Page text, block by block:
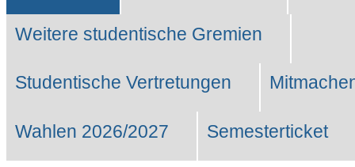
Weitere studentische Gremien
Studentische Vertretungen
Wahlen 2026/2027 Semesterticket